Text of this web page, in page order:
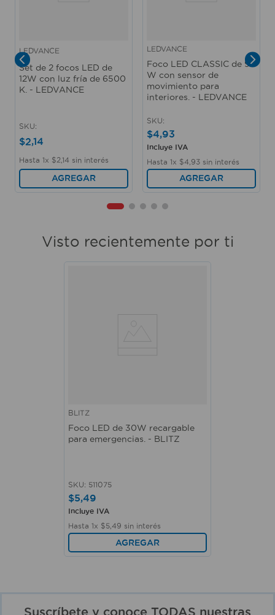
LEDVANCE
Set de 2 focos LED de
12W con luz fría de 6500
K. - LEDVANCE
SKU:
$2,14
Hasta 1x $214 sin interés
AGREGAR
LEDVANCE
Foco LED CLASSIC de 9
W con sensor de
movimiento para
interiores. - LEDVANCE
SKU:
$4,93
Incluye IVA
Hasta 1x $4 93 sin interés
AGREGAR
Visto recientemente por ti
BLITZ
Foco LED de 30W recargable
para emergencias. - BLITZ
SKU: 511075
$5,49
Incluye IVA
Hasta 1x $5 49 sin interés
AGREGAR
Suscríbete y conoce TODAS nuestras